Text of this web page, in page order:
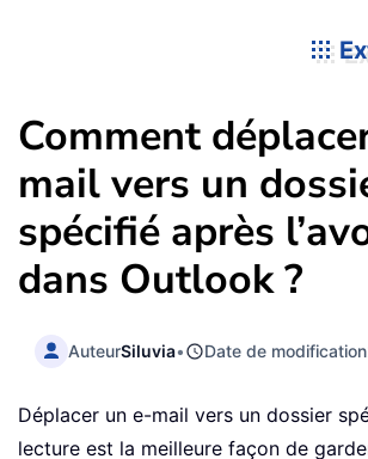
Comment
mail vers un
spécifié après
dans Outlook ?
AuteurSiluvia• Date de modification
Déplacer un e-mail vers un dossier
lecture est la meilleure façon de